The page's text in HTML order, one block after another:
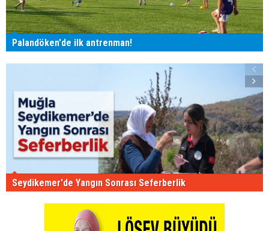
Palandöken'de ilk antrenman!
Seydikemer'de Yangın Sonrası Seferberlik